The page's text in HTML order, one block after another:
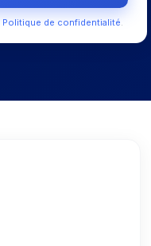
Politique de confidentialité.